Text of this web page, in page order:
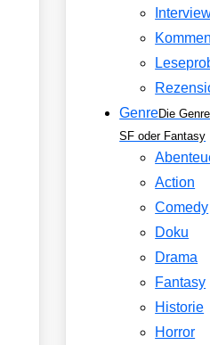
GenreDie
SF oder Fantasy
Action
Comedy
Doku
Drama
Fantasy
Historie
Horror